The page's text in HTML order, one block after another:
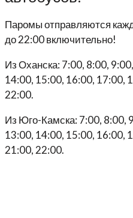
Паромы отправляются
до 22:00 включительно!
Из Оханска: 7:00, 8:00,
14:00, 15:00, 16:00, 17:00,
22:00.
Из Юго-Камска: 7:00, 8:00,
13:00, 14:00, 15:00, 16:00,
21:00, 22:00.